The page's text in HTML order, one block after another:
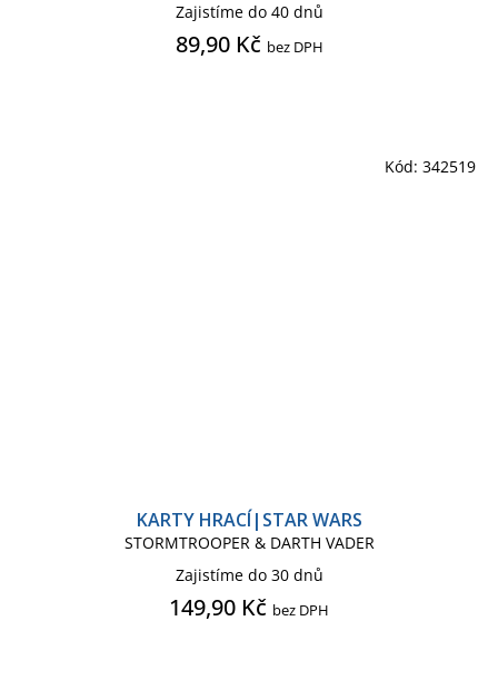
Zajistíme do 40 dnů
89,90 Kč bez DPH
KARTY HRACÍ|STAR WARS
STORMTROOPER & DARTH VADER
Zajistíme do 30 dnů
149,90 Kč bez DPH
Kód: 342519